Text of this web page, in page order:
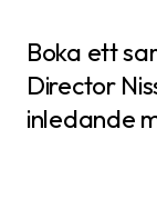
Boka ett
Director
inledande